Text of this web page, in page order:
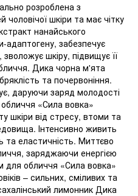
розроблена з
чоловічої шкіри та має чітку
нанайського
адаптогену, забезпечує
шкіру, підвищує її
Дика чорна м'ята
та почервоніння.
даруючи заряд молодості
«Сила вовка»
шкіри від стресу, втоми та
Інтенсивно живить
та еластичність. Миттєво
заряджаючи енергією
для обличчя «Сила вовка»
– сильних, сміливих та
лимонник Дика